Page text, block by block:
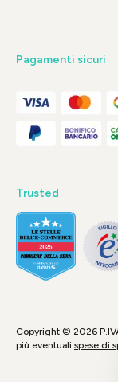
Pagamenti sicuri
Trusted
Copyright © 2026
più eventuali spese di